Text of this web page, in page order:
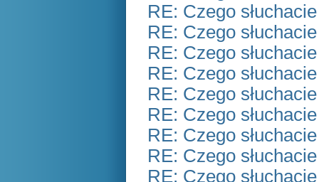
RE: Czego
RE: Czego
RE: Czego
RE: Czego
RE: Czego
RE: Czego
RE: Czego
RE: Czego
RE: Czego